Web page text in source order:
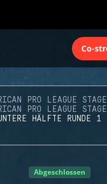
Co-
PRO LEAGUE
PRO LEAGUE
HÄLFTE RUNDE 1
Abgeschlossen